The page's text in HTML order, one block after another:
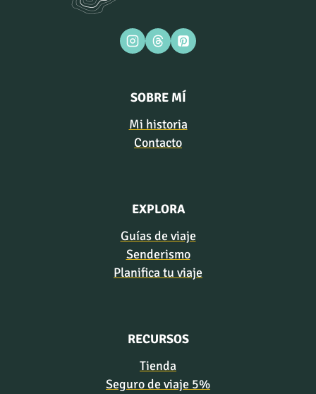
SOBRE MÍ
Mi historia
Contacto
EXPLORA
Guías de viaje
Senderismo
Planifica tu viaje
RECURSOS
Tienda
Seguro de viaje 5%